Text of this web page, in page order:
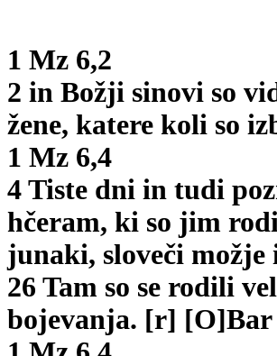
1 Mz 6,2
2 in Božji sinovi so
žene, katere koli so
1 Mz 6,4
4 Tiste dni in tudi
hčeram, ki so jim
junaki, sloveči možje
26 Tam so se rodili
bojevanja. [r] [O]Bar